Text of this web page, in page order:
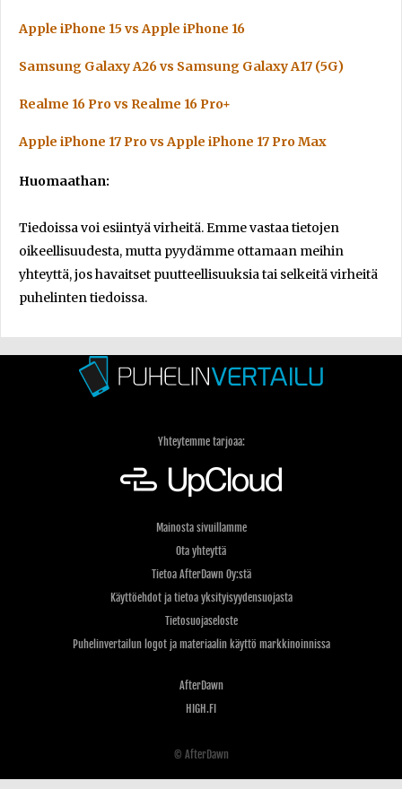
Apple iPhone 15 vs Apple iPhone 16
Samsung Galaxy A26 vs Samsung Galaxy A17 (5G)
Realme 16 Pro vs Realme 16 Pro+
Apple iPhone 17 Pro vs Apple iPhone 17 Pro Max
Huomaathan:
Tiedoissa voi esiintyä virheitä. Emme vastaa tietojen
oikeellisuudesta, mutta pyydämme ottamaan meihin
yhteyttä, jos havaitset puutteellisuuksia tai selkeitä virheitä
puhelinten tiedoissa.
Yhteytemme tarjoaa:
Mainosta sivuillamme
Ota yhteyttä
Tietoa AfterDawn Oy:stä
Käyttöehdot ja tietoa yksityisyydensuojasta
Tietosuojaseloste
Puhelinvertailun logot ja materiaalin käyttö markkinoinnissa
AfterDawn
HIGH.FI
© AfterDawn